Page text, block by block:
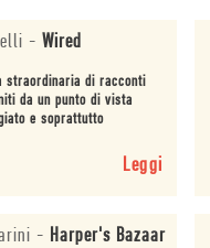
-Wired
straordinaria di racconti
da un punto di vista
e soprattutto
Leggi
- Harper's Bazaar